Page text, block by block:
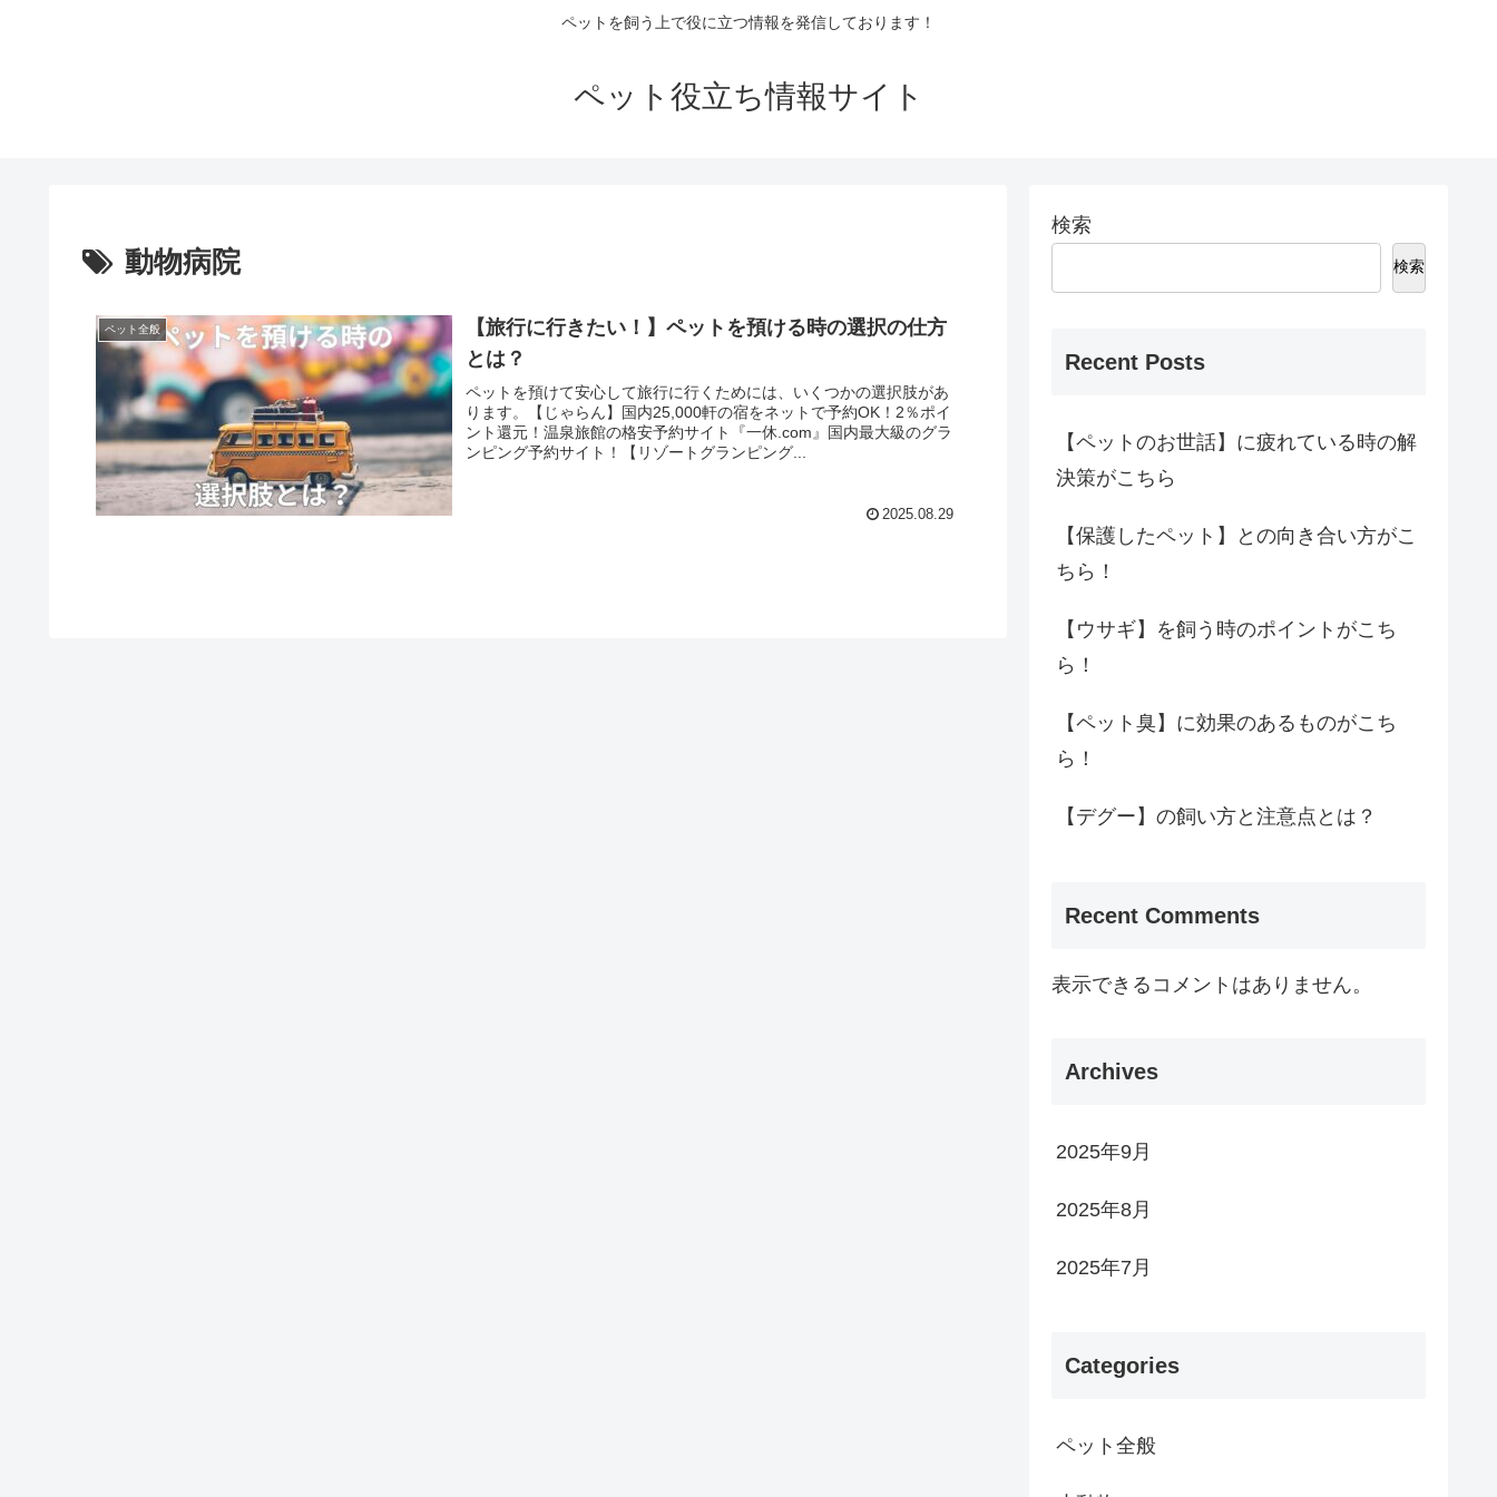
ペットを飼う上で役に立つ情報を発信しております！
ペット役立ち情報サイト
動物病院
ペット全般
【旅行に行きたい！】ペットを預ける時の選択の仕方
とは？
ペットを預けて安心して旅行に行くためには、いくつかの選択肢があ
ります。【じゃらん】国内25,000軒の宿をネットで予約OK！2％ポイ
ント還元！温泉旅館の格安予約サイト『一休.com』国内最大級のグラ
ンピング予約サイト！【リゾートグランピング...
2025.08.29
検索
検索
Recent Posts
【ペットのお世話】に疲れている時の解
決策がこちら
【保護したペット】との向き合い方がこ
ちら！
【ウサギ】を飼う時のポイントがこち
ら！
【ペット臭】に効果のあるものがこち
ら！
【デグー】の飼い方と注意点とは？
Recent Comments
表示できるコメントはありません。
Archives
2025年9月
2025年8月
2025年7月
Categories
ペット全般